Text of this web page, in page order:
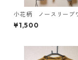
小花柄 ノースリーブ
ース ４Ｌ ブラック
4819
¥1,500